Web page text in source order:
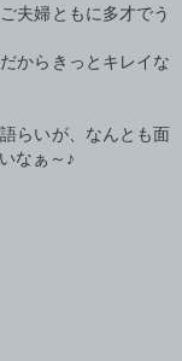
夫婦ともに多才でう
からきっとキレイな
らいが、なんとも面
なぁ～♪